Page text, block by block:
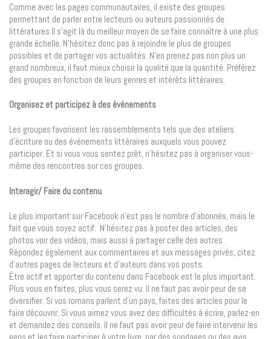
Comme avec les pages communautaires, il existe des groupes
permettant de parler entre lecteurs ou auteurs passionnés de
littératures.Il s’agit là du meilleur moyen de se faire connaître à une plus
grande échelle. N’hésitez donc pas à rejoindre le plus de groupes
possibles et de partager vos actualités. N’en prenez pas non plus un
grand nombreux, il faut mieux choisir la qualité que la quantité. Préférez
des groupes en fonction de leurs genres et intérêts littéraires.
Organisez et participez à des événements
Les groupes favorisent les rassemblements tels que des ateliers
d’écriture ou des événements littéraires auxquels vous pouvez
participer. Et si vous vous sentez prêt, n’hésitez pas à organiser vous-
même des rencontres sur ces groupes.
Interagir/ Faire du contenu
Le plus important sur Facebook n’est pas le nombre d’abonnés, mais le
fait que vous soyez actif. N’hésitez pas à poster des articles, des
photos voir des vidéos, mais aussi à partager celle des autres.
Répondez également aux commentaires et aux messages privés, citez
d’autres pages de lecteurs et d’auteurs dans vos posts.
Être actif et apporter du contenu dans Facebook est le plus important.
Plus vous en faites, plus vous serez vu. Il ne faut pas avoir peur de se
diversifier. Si vos romans parlent d’un pays, faites des articles pour le
faire découvrir. Si vous aimez vous avez des difficultés à écrire, parlez-en
et demandez des conseils. Il ne faut pas avoir peur de faire intervenir les